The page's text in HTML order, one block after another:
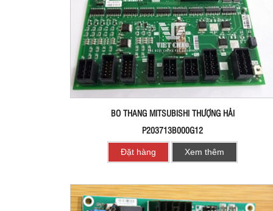
BO THANG MITSUBISHI THƯỢNG HẢI
P203713B000G12
Đặt hàng Xem thêm